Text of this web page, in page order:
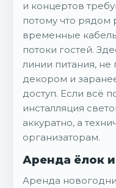
и концертов
потому что рядом
временные
потоки гостей.
линии питания,
декором и
доступ. Если всё
инсталляция
аккуратно, а
организаторам.
Аренда ёлок
Аренда